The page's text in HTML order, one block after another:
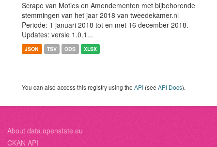
Scrape van Moties en Amendementen met bijbehorende
stemmingen van het jaar 2018 van tweedekamer.nl
Periode: 1 januari 2018 tot en met 16 december 2018.
Updates: versie 1.0.1...
JSON TSV ODS XLSX
You can also access this registry using the API (see API Docs).
About data.openstate.eu
CKAN API